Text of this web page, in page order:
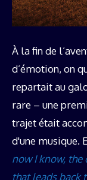
À la fin de
d’émotion, on
repartait au
rare – une
trajet était
d'une musique.
now I know, the
that leads back